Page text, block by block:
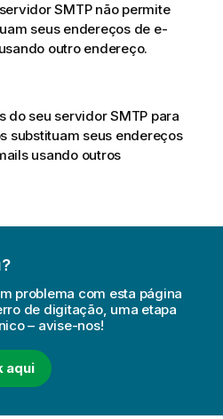
SMTP não permite
seus endereços de e-
outro endereço.
do seu servidor SMTP para
substituam seus endereços
usando outros
problema com esta página
de digitação, uma etapa
– avise-nos!
aqui